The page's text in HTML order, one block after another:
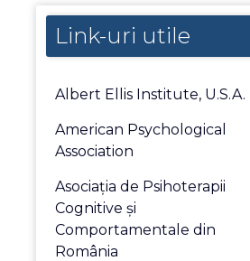
Link-uri utile
Albert Ellis Institute, U.S.A.
American Psychological
Association
Asociaţia de Psihoterapii
Cognitive şi
Comportamentale din
România